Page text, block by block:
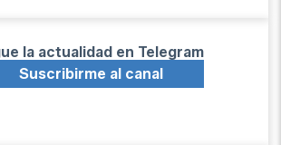
la actualidad en Telegram
Suscribirme al canal